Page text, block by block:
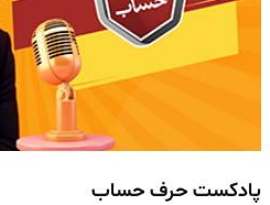
پادکست حرف حساب